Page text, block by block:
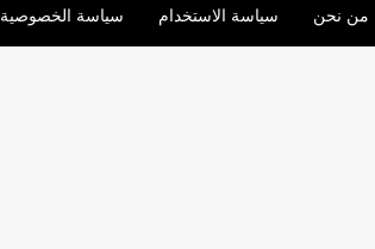
من نحن سياسة الاستخدام سياسة الخصوصية